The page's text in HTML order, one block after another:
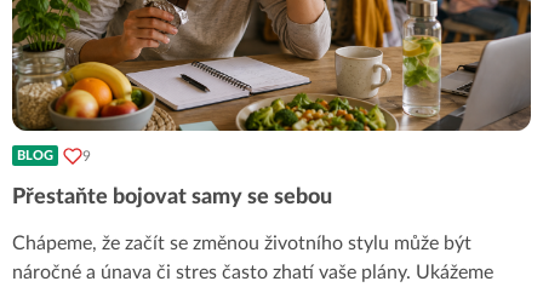
BLOG 9
Přestaňte bojovat samy se sebou
Chápeme, že začít se změnou životního stylu může být
náročné a únava či stres často zhatí vaše plány. Ukážeme